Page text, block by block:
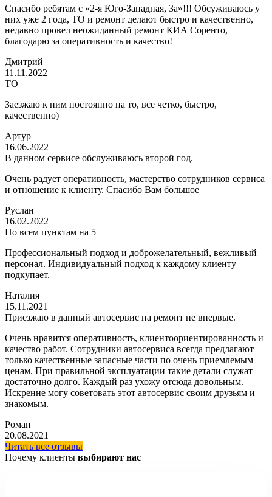
Спасибо ребятам с «2-я Юго-Западная, 3а»!!! Обсуживаюсь у
них уже 2 года, ТО и ремонт делают быстро и качественно,
недавно провел неожиданный ремонт КИА Соренто,
благодарю за оперативность и качество!
Дмитрий
11.11.2022
ТО
Заезжаю к ним постоянно на то, все четко, быстро,
качественно)
Артур
16.06.2022
В данном сервисе обслуживаюсь второй год.
Очень радует оперативность, мастерство сотрудников сервиса
и отношение к клиенту. Спасибо Вам большое
Руслан
16.02.2022
По всем пунктам на 5 +
Профессиональный подход и доброжелательный, вежливый
персонал. Индивидуальный подход к каждому клиенту —
подкупает.
Наталия
15.11.2021
Приезжаю в данный автосервис на ремонт не впервые.
Очень нравится оперативность, клиентоориентированность и
качество работ. Сотрудники автосервиса всегда предлагают
только качественные запасные части по очень приемлемым
ценам. При правильной эксплуатации такие детали служат
достаточно долго. Каждый раз ухожу отсюда довольным.
Искренне могу советовать этот автосервис своим друзьям и
знакомым.
Роман
20.08.2021
Читать все отзывы
Почему клиенты выбирают нас